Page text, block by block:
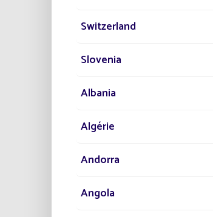
Switzerland
Slovenia
Albania
Algérie
Andorra
Angola